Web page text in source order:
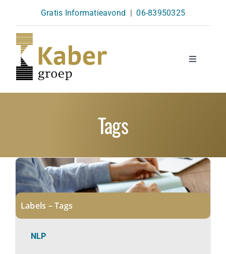
content
Gratis Informatieavond | 06-83950325
Toggle
Opleidingen
Agenda
Over Ons
Kennisbank
Tags
Labels – Tags
NLP